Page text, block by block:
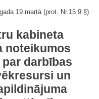
19.martā (prot. Nr.15 9.§)
kabineta
noteikumos
darbības
un